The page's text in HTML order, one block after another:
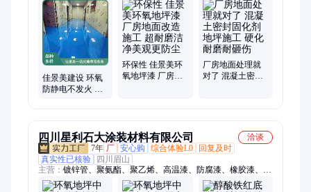
佳景美建设 环氧
防静电不发火 地
环保性 佳景美环
氧地坪漆 厂房地
厂房地面处理就
对了 混凝土密封
四川星利石大涂装材料有限公司
洽谈
7年 厂 安心购 综合体验L0
回复及时
真实性已核验
四川眉山
主营： 镀锌管、聚氨酯、聚乙烯、高温漆、防腐漆、橡胶漆、氟
碳漆、地坪面漆、防腐油漆、富锌底漆、封闭底漆、防腐底漆、